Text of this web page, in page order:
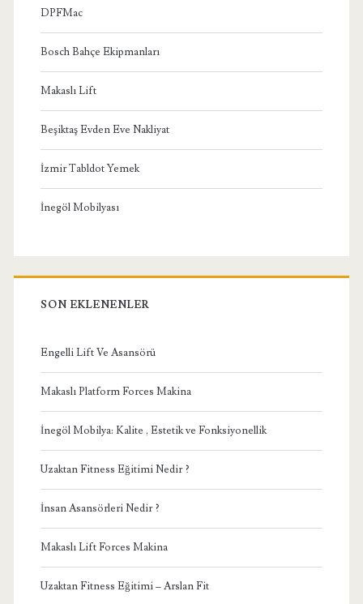
DPFMac
Bosch Bahçe Ekipmanları
Makaslı Lift
Beşiktaş Evden Eve Nakliyat
İzmir Tabldot Yemek
İnegöl Mobilyası
SON EKLENENLER
Engelli Lift Ve Asansörü
Makaslı Platform Forces Makina
İnegöl Mobilya: Kalite , Estetik ve Fonksiyonellik
Uzaktan Fitness Eğitimi Nedir ?
İnsan Asansörleri Nedir ?
Makaslı Lift Forces Makina
Uzaktan Fitness Eğitimi – Arslan Fit